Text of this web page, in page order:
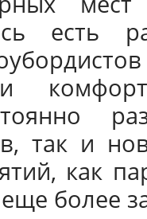
есть
так и
как
более